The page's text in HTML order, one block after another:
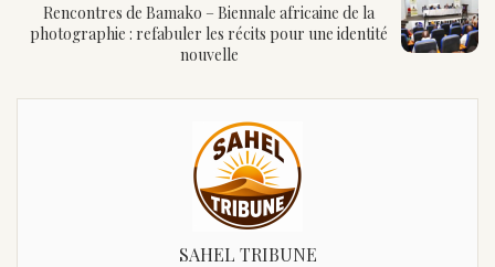
Rencontres de Bamako – Biennale africaine de la
photographie : refabuler les récits pour une identité
nouvelle
SAHEL TRIBUNE